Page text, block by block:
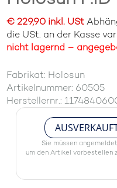
€ 229,90 inkl. USt
die USt. an der Kasse
nicht lagernd –
Fabrikat: Holosun
Artikelnummer: 60505
Herstellernr.:
Sie müssen
um den Artikel vorbestellen